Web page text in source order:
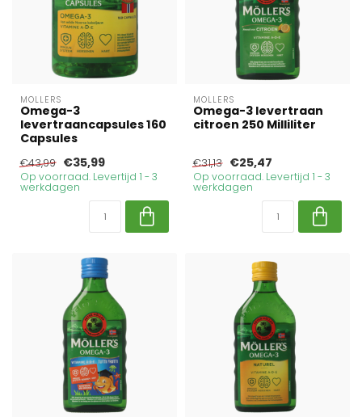
MOLLERS
Omega-3
levertraancapsules 160
Capsules
€43,99 €35,99
Op voorraad. Levertijd 1 - 3
werkdagen
MOLLERS
Omega-3 levertraan
citroen 250 Milliliter
€31,13 €25,47
Op voorraad. Levertijd 1 - 3
werkdagen